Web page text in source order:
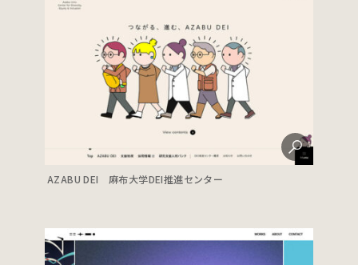
AZABU DEI 麻布大学DEI推進センター